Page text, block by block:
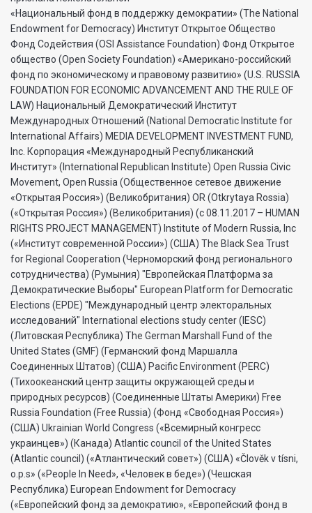
«Национальный фонд в поддержку демократии» (The National
Endowment for Democracy) Институт Открытое Общество
Фонд Содействия (OSI Assistance Foundation) Фонд Открытое
общество (Open Society Foundation) «Американо-российский
фонд по экономическому и правовому развитию» (U.S. RUSSIA
FOUNDATION FOR ECONOMIC ADVANCEMENT AND THE RULE OF
LAW) Национальный Демократический Институт
Международных Отношений (National Democratic Institute for
International Affairs) MEDIA DEVELOPMENT INVESTMENT FUND,
Inc. Корпорация «Международный Республиканский
Институт» (International Republican Institute) Open Russia Civic
Movement, Open Russia (Общественное сетевое движение
«Открытая Россия») (Великобритания) OR (Otkrytaya Rossia)
(«Открытая Россия») (Великобритания) (с 08.11.2017 – HUMAN
RIGHTS PROJECT MANAGEMENT) Institute of Modern Russia, Inc
(«Институт современной России») (США) The Black Sea Trust
for Regional Cooperation (Черноморский фонд регионального
сотрудничества) (Румыния) "Европейская Платформа за
Демократические Выборы" European Platform for Democratic
Elections (EPDE) "Международный центр электоральных
исследований" International elections study center (IESC)
(Литовская Республика) The German Marshall Fund of the
United States (GMF) (Германский фонд Маршалла
Соединенных Штатов) (США) Pacific Environment (PERC)
(Тихоокеанский центр защиты окружающей среды и
природных ресурсов) (Соединенные Штаты Америки) Free
Russia Foundation (Free Russia) (Фонд «Свободная Россия»)
(США) Ukrainian World Congress («Всемирный конгресс
украинцев») (Канада) Atlantic council of the United States
(Atlantic council) («Атлантический совет») (США) «Člověk v tísni,
o.p.s» («People In Need», «Человек в беде») (Чешская
Республика) European Endowment for Democracy
(«Европейский фонд за демократию», «Европейский фонд в